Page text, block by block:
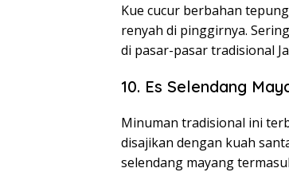
Kue cucur berbahan
renyah di pinggirnya.
di pasar-pasar tradisional
10. Es Selendang
Minuman tradisional ini
disajikan dengan kuah
selendang mayang